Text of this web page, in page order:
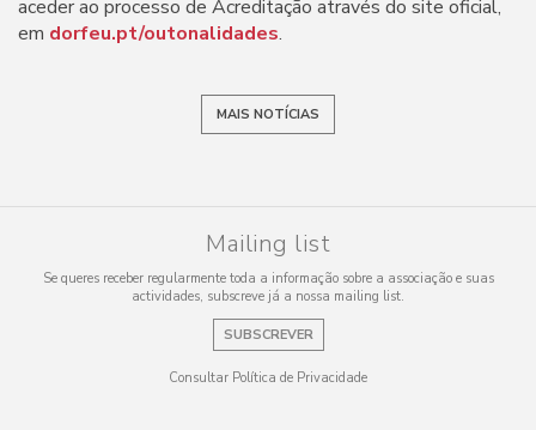
aceder ao processo de Acreditação através do site oficial,
em dorfeu.pt/outonalidades.
MAIS NOTÍCIAS
Mailing list
Se queres receber regularmente toda a informação sobre a associação e suas
actividades, subscreve já a nossa mailing list.
SUBSCREVER
Consultar Política de Privacidade